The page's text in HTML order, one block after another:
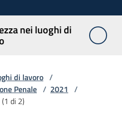
nei luoghi di
di lavoro /
Penale / 2021 /
di 2)